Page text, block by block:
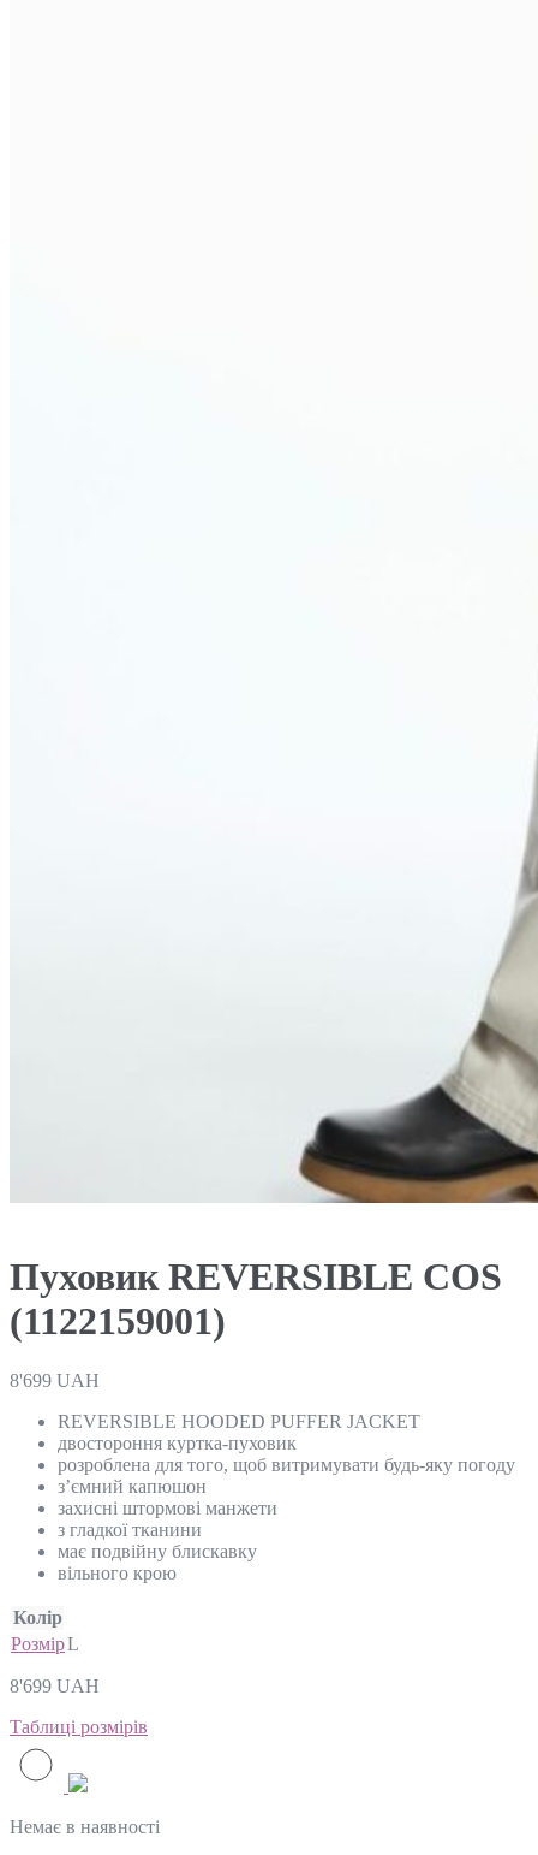
Пуховик REVERSIBLE COS
(1122159001)
8'699 UAH
REVERSIBLE HOODED PUFFER JACKET
двостороння куртка-пуховик
розроблена для того, щоб витримувати будь-яку погоду
з’ємний капюшон
захисні штормові манжети
з гладкої тканини
має подвійну блискавку
вільного крою
Колір
РозмірL
8'699 UAH
Таблиці розмірів
Немає в наявності